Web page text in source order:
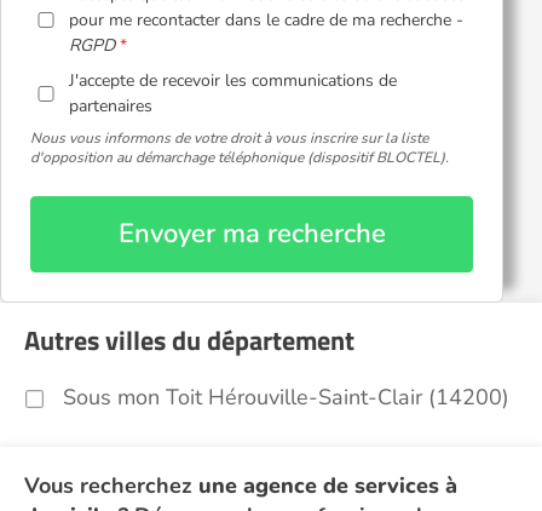
pour me recontacter dans le cadre de ma recherche -
RGPD
J'accepte de recevoir les communications de
partenaires
Nous vous informons de votre droit à vous inscrire sur la liste
d'opposition au démarchage téléphonique (dispositif BLOCTEL).
Envoyer ma recherche
Autres villes du département
Sous mon Toit Hérouville-Saint-Clair (14200)
Vous recherchez une agence de services à